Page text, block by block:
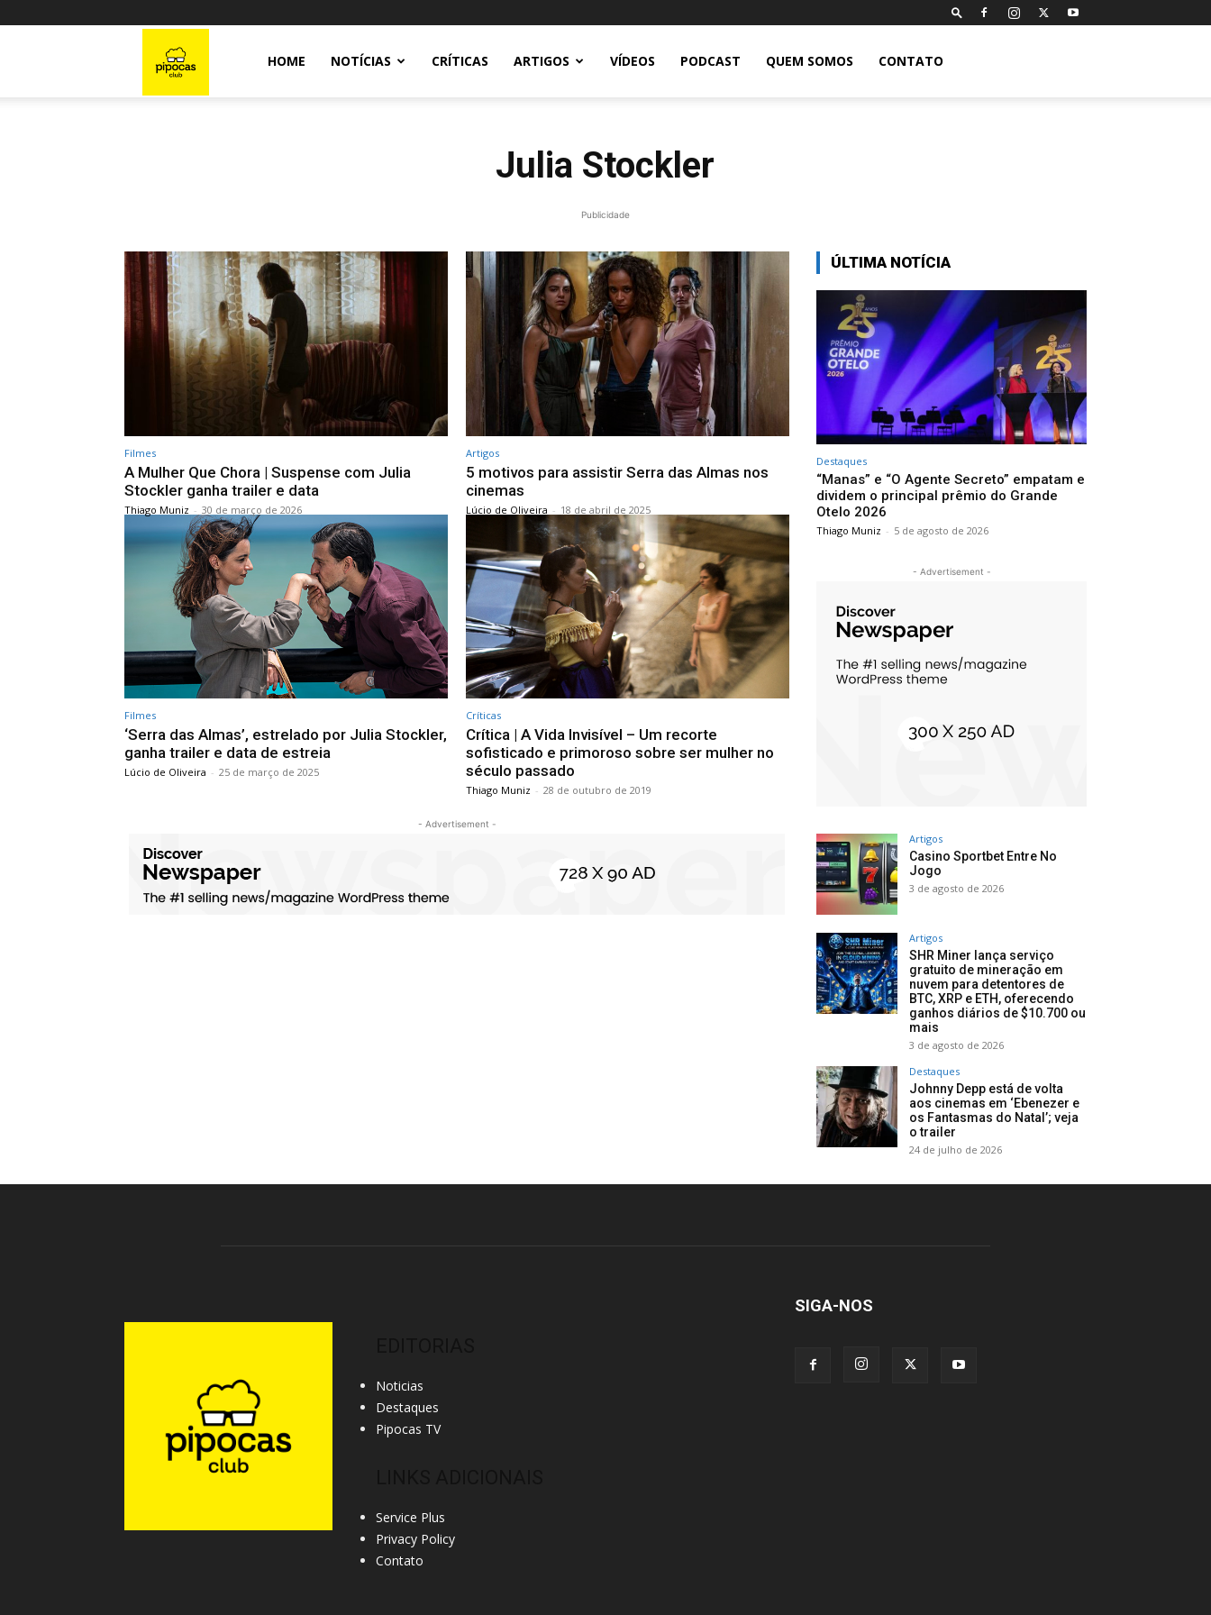
HOME NOTÍCIAS CRÍTICAS ARTIGOS VÍDEOS PODCAST QUEM SOMOS CONTATO
Julia Stockler
Publicidade
Filmes
A Mulher Que Chora | Suspense com Julia
Stockler ganha trailer e data
Thiago Muniz - 30 de março de 2026
Artigos
5 motivos para assistir Serra das Almas nos
cinemas
Lúcio de Oliveira - 18 de abril de 2025
Filmes
‘Serra das Almas’, estrelado por Julia Stockler,
ganha trailer e data de estreia
Lúcio de Oliveira - 25 de março de 2025
Críticas
Crítica | A Vida Invisível – Um recorte
sofisticado e primoroso sobre ser mulher no
século passado
Thiago Muniz - 28 de outubro de 2019
- Advertisement -
ÚLTIMA NOTÍCIA
Destaques
“Manas” e “O Agente Secreto” empatam e
dividem o principal prêmio do Grande
Otelo 2026
Thiago Muniz - 5 de agosto de 2026
- Advertisement -
Artigos
Casino Sportbet Entre No
Jogo
3 de agosto de 2026
Artigos
SHR Miner lança serviço
gratuito de mineração em
nuvem para detentores de
BTC, XRP e ETH, oferecendo
ganhos diários de $10.700 ou
mais
3 de agosto de 2026
Destaques
Johnny Depp está de volta
aos cinemas em ‘Ebenezer e
os Fantasmas do Natal’; veja
o trailer
24 de julho de 2026
Noticias
Destaques
Pipocas TV
Service Plus
Privacy Policy
Contato
SIGA-NOS